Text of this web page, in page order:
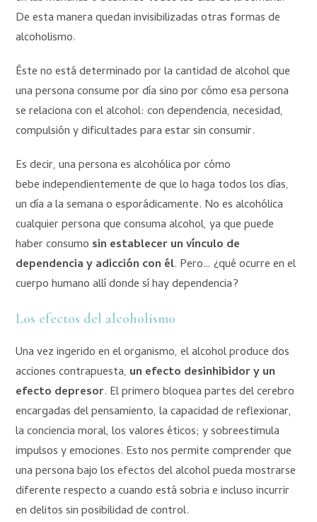
De esta manera quedan invisibilizadas otras formas de
alcoholismo.
Éste no está determinado por la cantidad de alcohol que
una persona consume por día sino por cómo esa persona
se relaciona con el alcohol: con dependencia, necesidad,
compulsión y dificultades para estar sin consumir.
Es decir, una persona es alcohólica por cómo
bebe independientemente de que lo haga todos los días,
un día a la semana o esporádicamente. No es alcohólica
cualquier persona que consuma alcohol, ya que puede
haber consumo sin establecer un vínculo de
dependencia y adicción con él. Pero… ¿qué ocurre en el
cuerpo humano allí donde sí hay dependencia?
Los efectos del alcoholismo
Una vez ingerido en el organismo, el alcohol produce dos
acciones contrapuesta, un efecto desinhibidor y un
efecto depresor. El primero bloquea partes del cerebro
encargadas del pensamiento, la capacidad de reflexionar,
la conciencia moral, los valores éticos; y sobreestimula
impulsos y emociones. Esto nos permite comprender que
una persona bajo los efectos del alcohol pueda mostrarse
diferente respecto a cuando está sobria e incluso incurrir
en delitos sin posibilidad de control.